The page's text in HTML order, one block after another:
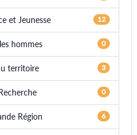
et Jeunesse 12
hommes 0
territoire 3
0
Région 6